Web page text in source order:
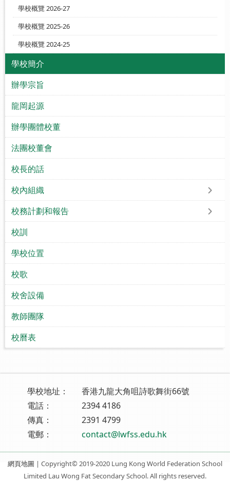
學校概覽 2026-27
學校概覽 2025-26
學校概覽 2024-25
學校簡介
辦學宗旨
龍岡起源
辦學團體校董
法團校董會
校長的話
校內組織
校務計劃和報告
校訓
學校位置
校歌
校舍設備
教師團隊
校曆表
學校地址：
香港九龍大角咀詩歌舞街66號
電話：
2394 4186
傳真：
2391 4799
電郵：
contact@lwfss.edu.hk
網頁地圖 | Copyright© 2019-2020 Lung Kong World Federation School
Limited Lau Wong Fat Secondary School. All rights reserved.